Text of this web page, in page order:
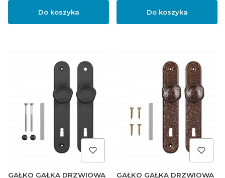
Do koszyka Do koszyka
GAŁKO GAŁKA DRZWIOWA
GAŁKO GAŁKA DRZWIOWA